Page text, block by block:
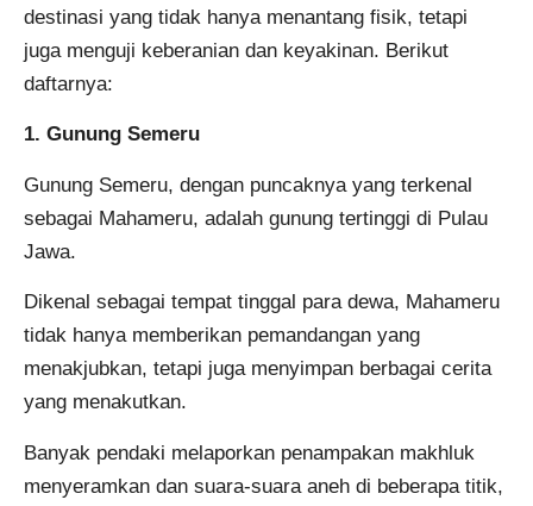
destinasi yang tidak hanya menantang fisik, tetapi
juga menguji keberanian dan keyakinan. Berikut
daftarnya:
1. Gunung Semeru
Gunung Semeru, dengan puncaknya yang terkenal
sebagai Mahameru, adalah gunung tertinggi di Pulau
Jawa.
Dikenal sebagai tempat tinggal para dewa, Mahameru
tidak hanya memberikan pemandangan yang
menakjubkan, tetapi juga menyimpan berbagai cerita
yang menakutkan.
Banyak pendaki melaporkan penampakan makhluk
menyeramkan dan suara-suara aneh di beberapa titik,